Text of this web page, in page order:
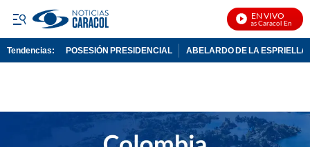
EN VIVO
Noticias Caracol En Vivo
Tendencias: POSESIÓN PRESIDENCIAL ABELARDO DE LA ESPRIELLA